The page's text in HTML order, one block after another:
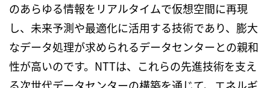
のあらゆる情報をリアルタイムで仮想空間に再現
し、未来予測や最適化に活用する技術であり、膨大
なデータ処理が求められるデータセンターとの親和
性が高いのです。 NTTは、これらの先進技術を支え